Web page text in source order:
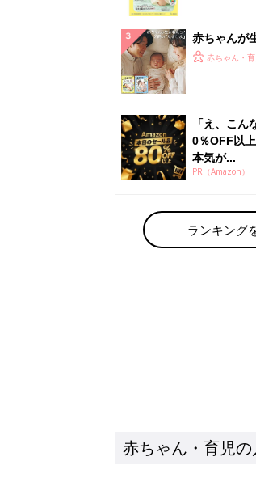
赤ちゃんが
ひよ」
赤ちゃん・
「え、こ
0％OFF以
本気が...
PR（Amazon）
ランキング
赤ちゃん・育児